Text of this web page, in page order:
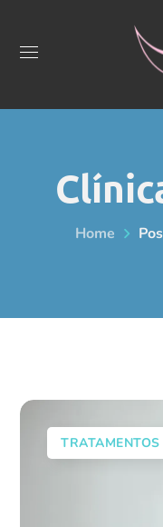
Home
TRATAMENTOS